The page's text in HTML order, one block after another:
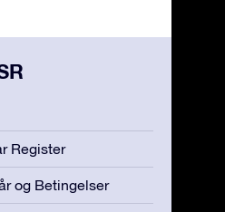
Register
og Betingelser